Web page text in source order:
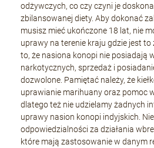
odżywczych, co czy czyni je
zbilansowanej diety. Aby dokonać
musisz mieć ukończone 18 lat, nie
uprawy na terenie kraju gdzie jest to
to, że nasiona konopi nie posiadają
narkotycznych, sprzedaż i
dozwolone. Pamiętać należy, że
uprawianie marihuany oraz pomoc
dlatego też nie udzielamy żadnych
uprawy nasion konopi indyjskich.
odpowiedzialności za działania
które mają zastosowanie w danym